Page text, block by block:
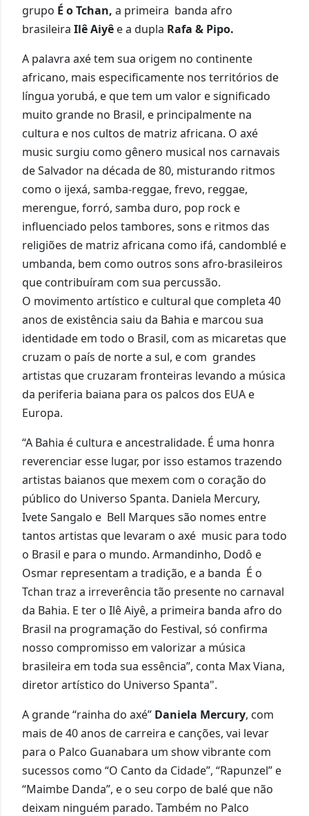
grupo É o Tchan, a primeira banda afro
brasileira Ilê Aiyê e a dupla Rafa & Pipo.
A palavra axé tem sua origem no continente
africano, mais especificamente nos territórios de
língua yorubá, e que tem um valor e significado
muito grande no Brasil, e principalmente na
cultura e nos cultos de matriz africana. O axé
music surgiu como gênero musical nos carnavais
de Salvador na década de 80, misturando ritmos
como o ijexá, samba-reggae, frevo, reggae,
merengue, forró, samba duro, pop rock e
influenciado pelos tambores, sons e ritmos das
religiões de matriz africana como ifá, candomblé e
umbanda, bem como outros sons afro-brasileiros
que contribuíram com sua percussão.
O movimento artístico e cultural que completa 40
anos de existência saiu da Bahia e marcou sua
identidade em todo o Brasil, com as micaretas que
cruzam o país de norte a sul, e com grandes
artistas que cruzaram fronteiras levando a música
da periferia baiana para os palcos dos EUA e
Europa.
“A Bahia é cultura e ancestralidade. É uma honra
reverenciar esse lugar, por isso estamos trazendo
artistas baianos que mexem com o coração do
público do Universo Spanta. Daniela Mercury,
Ivete Sangalo e Bell Marques são nomes entre
tantos artistas que levaram o axé music para todo
o Brasil e para o mundo. Armandinho, Dodô e
Osmar representam a tradição, e a banda É o
Tchan traz a irreverência tão presente no carnaval
da Bahia. E ter o Ilê Aiyê, a primeira banda afro do
Brasil na programação do Festival, só confirma
nosso compromisso em valorizar a música
brasileira em toda sua essência”, conta Max Viana,
diretor artístico do Universo Spanta".
A grande “rainha do axé” Daniela Mercury, com
mais de 40 anos de carreira e canções, vai levar
para o Palco Guanabara um show vibrante com
sucessos como “O Canto da Cidade”, “Rapunzel” e
“Maimbe Danda”, e o seu corpo de balé que não
deixam ninguém parado. Também no Palco